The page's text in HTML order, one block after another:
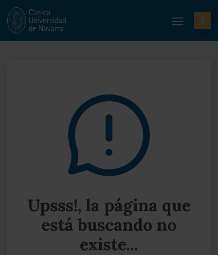
Upsss!, la página que
está buscando no
existe...